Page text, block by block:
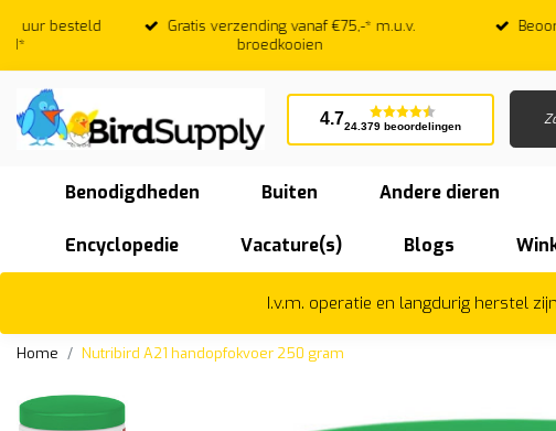
Gratis verzending vanaf €75,-* m.u.v.
Beoordeeld met
4.724.379 beoordelingen
Benodigdheden Buiten Andere dieren
Encyclopedie Vacature(s) Blogs
I.v.m. operatie en langdurig herstel
Home Nutribird A21 handopfokvoer 250 gram